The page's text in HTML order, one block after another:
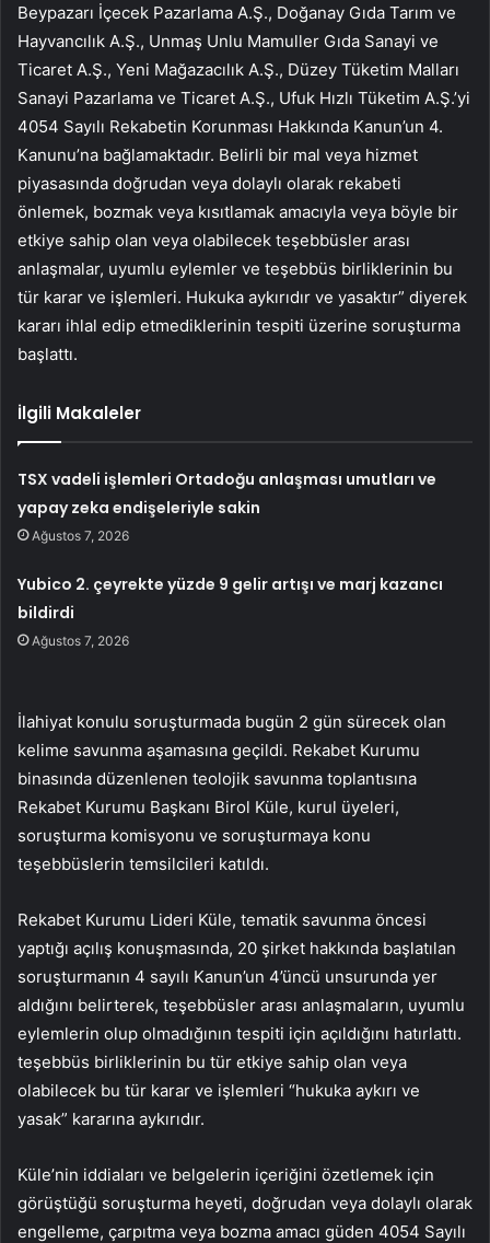
Beypazarı İçecek Pazarlama A.Ş., Doğanay Gıda Tarım ve
Hayvancılık A.Ş., Unmaş Unlu Mamuller Gıda Sanayi ve
Ticaret A.Ş., Yeni Mağazacılık A.Ş., Düzey Tüketim Malları
Sanayi Pazarlama ve Ticaret A.Ş., Ufuk Hızlı Tüketim A.Ş.’yi
4054 Sayılı Rekabetin Korunması Hakkında Kanun’un 4.
Kanunu’na bağlamaktadır. Belirli bir mal veya hizmet
piyasasında doğrudan veya dolaylı olarak rekabeti
önlemek, bozmak veya kısıtlamak amacıyla veya böyle bir
etkiye sahip olan veya olabilecek teşebbüsler arası
anlaşmalar, uyumlu eylemler ve teşebbüs birliklerinin bu
tür karar ve işlemleri. Hukuka aykırıdır ve yasaktır” diyerek
kararı ihlal edip etmediklerinin tespiti üzerine soruşturma
başlattı.
İlgili Makaleler
TSX vadeli işlemleri Ortadoğu anlaşması umutları ve
yapay zeka endişeleriyle sakin
Ağustos 7, 2026
Yubico 2. çeyrekte yüzde 9 gelir artışı ve marj kazancı
bildirdi
Ağustos 7, 2026
İlahiyat konulu soruşturmada bugün 2 gün sürecek olan
kelime savunma aşamasına geçildi. Rekabet Kurumu
binasında düzenlenen teolojik savunma toplantısına
Rekabet Kurumu Başkanı Birol Küle, kurul üyeleri,
soruşturma komisyonu ve soruşturmaya konu
teşebbüslerin temsilcileri katıldı.
Rekabet Kurumu Lideri Küle, tematik savunma öncesi
yaptığı açılış konuşmasında, 20 şirket hakkında başlatılan
soruşturmanın 4 sayılı Kanun’un 4’üncü unsurunda yer
aldığını belirterek, teşebbüsler arası anlaşmaların, uyumlu
eylemlerin olup olmadığının tespiti için açıldığını hatırlattı.
teşebbüs birliklerinin bu tür etkiye sahip olan veya
olabilecek bu tür karar ve işlemleri “hukuka aykırı ve
yasak” kararına aykırıdır.
Küle’nin iddiaları ve belgelerin içeriğini özetlemek için
görüştüğü soruşturma heyeti, doğrudan veya dolaylı olarak
engelleme, çarpıtma veya bozma amacı güden 4054 Sayılı